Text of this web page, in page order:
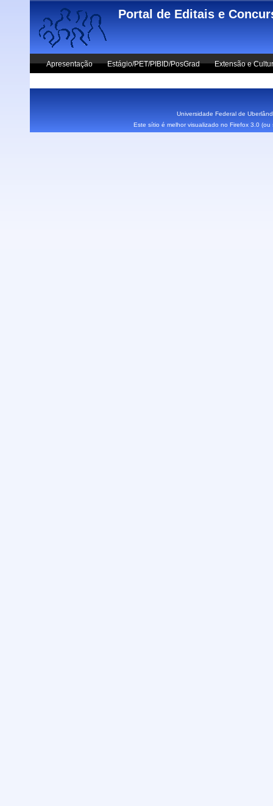
Skip to main content
Portal de Editais e
Apresentação Estágio/PET/PIBID/PosGrad Extensão e
Universidade Federal de
Este sítio é melhor visualizado no Firefox 3.0